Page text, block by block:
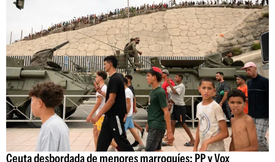
Ceuta desbordada de menores marroquíes: PP y Vox